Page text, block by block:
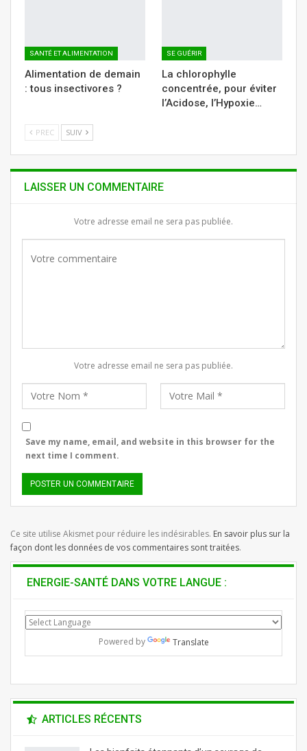
SANTÉ ET ALIMENTATION
Alimentation de demain
: tous insectivores ?
SE GUÉRIR
La chlorophylle
concentrée, pour éviter
l’Acidose, l’Hypoxie…
PREC SUIV
LAISSER UN COMMENTAIRE
Votre adresse email ne sera pas publiée.
Votre adresse email ne sera pas publiée.
Save my name, email, and website in this browser for the
next time I comment.
Ce site utilise Akismet pour réduire les indésirables. En savoir plus sur la
façon dont les données de vos commentaires sont traitées.
ENERGIE-SANTÉ DANS VOTRE LANGUE :
Powered by Translate
ARTICLES RÉCENTS